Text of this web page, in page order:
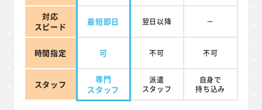
対応
スピード
最短即日 翌日以降 －
時間指定 可 不可 不可
スタッフ
専門
スタッフ
派遣
スタッフ
自身で
持ち込み